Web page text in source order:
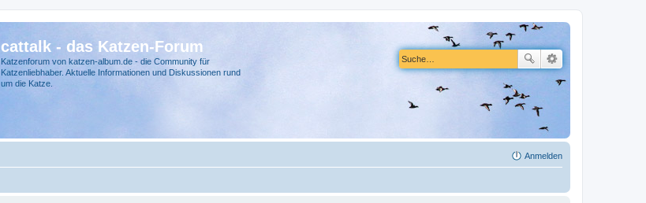
cattalk - das Katzen-Forum
Katzenforum von katzen-album.de - die Community für
Katzenliebhaber. Aktuelle Informationen und Diskussionen rund
um die Katze.
Anmelden